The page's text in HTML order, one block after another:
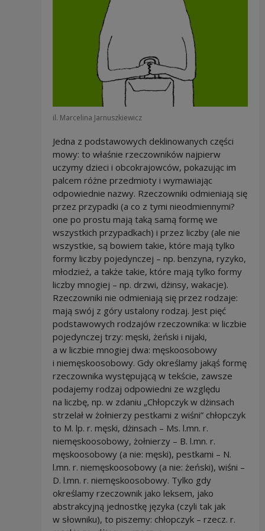
il. Marcelina Jarnuszkiewicz
Jedna z podstawowych deklinowanych części
mowy: to właśnie rzeczowników najpierw
uczymy dzieci i obcokrajowców, pokazując im
palcem różne przedmioty i wymawiając
odpowiednie nazwy. Rzeczowniki odmieniają się
przez przypadki (a co z tymi nieodmiennymi?
one po prostu mają taką samą formę we
wszystkich przypadkach) i przez liczby (ale nie
wszystkie, są bowiem takie, które mają tylko
formy liczby pojedynczej – np. benzyna, ryzyko,
młodzież, a także takie, które mają tylko formy
liczby mnogiej – np. drzwi, dżinsy, wakacje).
Rzeczowniki nie odmieniają się przez rodzaje:
mają swój z góry ustalony rodzaj. Jest pięć
podstawowych rodzajów rzeczownika: w liczbie
pojedynczej trzy: męski, żeński i nijaki,
a w liczbie mnogiej dwa: męskoosobowy
i niemęskoosobowy. Gdy określamy jakąś formę
rzeczownika występującą w tekście, zawsze
podajemy rodzaj odpowiedni ze względu
na liczbę, np. w zdaniu „Chłopczyk w dżinsach
strzelał w żołnierzy pestkami z wiśni” chłopczyk
to M. lp. r. męski, dżinsach – Ms. l.mn. r.
niemęskoosobowy, żołnierzy – B. l.mn. r.
męskoosobowy (a nie: męski), pestkami – N.
l.mn. r. niemęskoosobowy (a nie: żeński), wiśni –
D. l.mn. r. niemęskoosobowy. Tylko gdy
określamy rzeczownik jako leksem, jako
abstrakcyjną jednostkę języka (czyli tak jak
w słowniku), to piszemy: chłopczyk – rzecz. r.